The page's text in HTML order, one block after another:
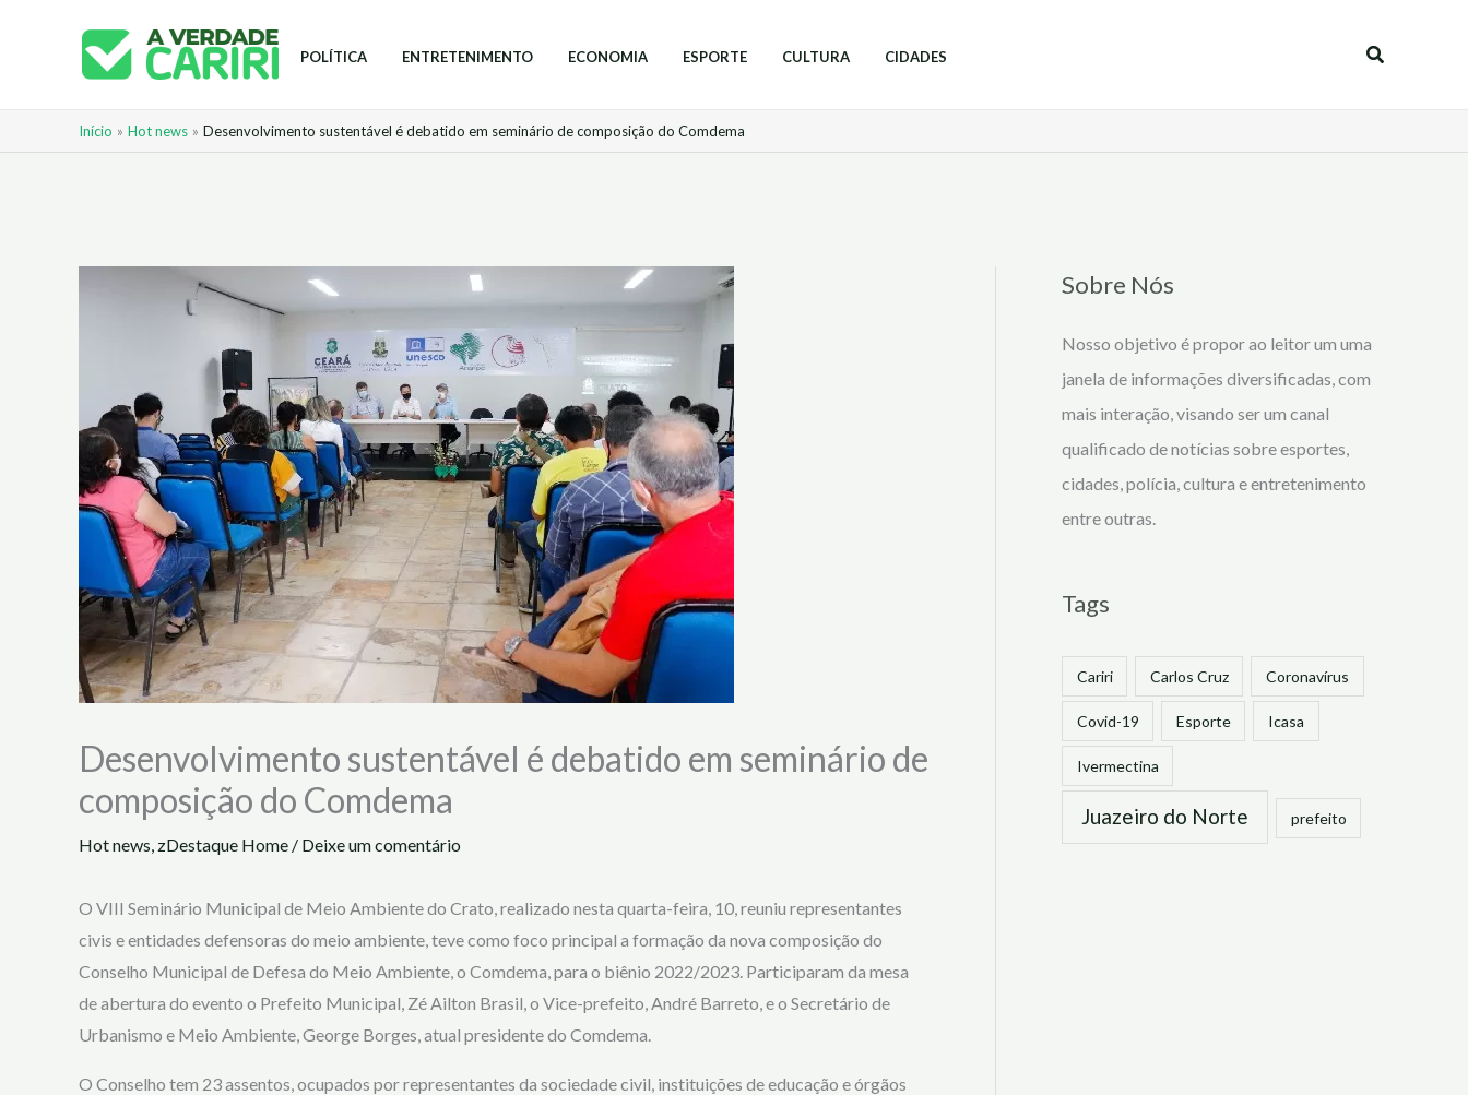
POLÍTICA ENTRETENIMENTO ECONOMIA ESPORTE CULTURA CIDADES Pesquisar
Início Hot news Desenvolvimento sustentável é debatido em seminário de composição do Comdema
Desenvolvimento sustentável é debatido em seminário de
composição do Comdema
Hot news, zDestaque Home / Deixe um comentário
O VIII Seminário Municipal de Meio Ambiente do Crato, realizado nesta quarta-feira, 10, reuniu representantes
civis e entidades defensoras do meio ambiente, teve como foco principal a formação da nova composição do
Conselho Municipal de Defesa do Meio Ambiente, o Comdema, para o biênio 2022/2023. Participaram da mesa
de abertura do evento o Prefeito Municipal, Zé Ailton Brasil, o Vice-prefeito, André Barreto, e o Secretário de
Urbanismo e Meio Ambiente, George Borges, atual presidente do Comdema.
O Conselho tem 23 assentos, ocupados por representantes da sociedade civil, instituições de educação e órgãos
Sobre Nós
Nosso objetivo é propor ao leitor um uma
janela de informações diversificadas, com
mais interação, visando ser um canal
qualificado de notícias sobre esportes,
cidades, polícia, cultura e entretenimento
entre outras.
Tags
Cariri Carlos Cruz Coronavírus
Covid-19 Esporte Icasa
Ivermectina
Juazeiro do Norte prefeito